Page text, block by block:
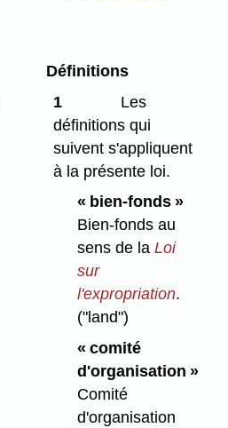
Définitions
1
Les
définitions qui
suivent s'appliquent
à la présente loi.
« bien-fonds »
Bien-fonds au
sens de la Loi
sur
l'expropriation.
("land")
« comité
d'organisation »
Comité
d'organisation